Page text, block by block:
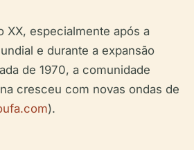
XX, especialmente após a
e durante a expansão
de 1970, a comunidade
cresceu com novas ondas de
).